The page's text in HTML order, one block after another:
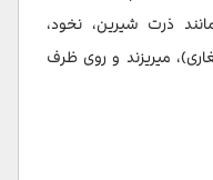
ذرت شیرین، نخود،
میریزند و روی ظرف